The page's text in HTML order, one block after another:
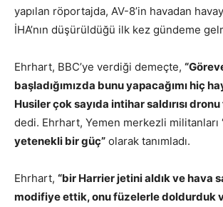
yapılan röportajda, AV-8’in havadan
İHA’nın düşürüldüğü ilk kez gündeme
Ehrhart, BBC’ye verdiği demeçte,
başladığımızda bunu yapacağımı hiç
Husiler çok sayıda intihar saldırısı dronu
dedi. Ehrhart, Yemen merkezli militanları
yetenekli bir güç” olarak tanımladı.
Ehrhart, “bir Harrier jetini aldık ve hava
modifiye ettik, onu füzelerle doldurduk